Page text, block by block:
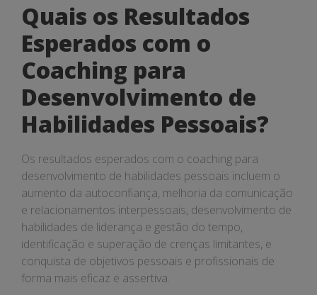
Quais os Resultados
Esperados com o
Coaching para
Desenvolvimento de
Habilidades Pessoais?
Os resultados esperados com o coaching para
desenvolvimento de habilidades pessoais incluem o
aumento da autoconfiança, melhoria da comunicação
e relacionamentos interpessoais, desenvolvimento de
habilidades de liderança e gestão do tempo,
identificação e superação de crenças limitantes, e
conquista de objetivos pessoais e profissionais de
forma mais eficaz e assertiva.